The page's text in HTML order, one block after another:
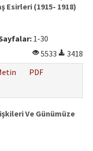
Esirleri (1915- 1918)
1-30
5533
3418
PDF
Ve Günümüze